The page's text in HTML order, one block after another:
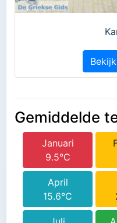
Gemiddelde
Januari
9.5°C
April
15.6°C